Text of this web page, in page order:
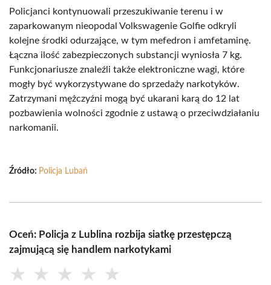
Policjanci kontynuowali przeszukiwanie terenu i w
zaparkowanym nieopodal Volkswagenie Golfie odkryli
kolejne środki odurzające, w tym mefedron i amfetaminę.
Łączna ilość zabezpieczonych substancji wyniosła 7 kg.
Funkcjonariusze znaleźli także elektroniczne wagi, które
mogły być wykorzystywane do sprzedaży narkotyków.
Zatrzymani mężczyźni mogą być ukarani karą do 12 lat
pozbawienia wolności zgodnie z ustawą o przeciwdziałaniu
narkomanii.
Źródło: Policja Lubań
Oceń: Policja z Lublina rozbija siatkę przestępczą
zajmującą się handlem narkotykami
★ ★ ★ ★ ★